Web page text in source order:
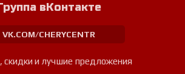
вКонтакте
VK.COM/CHERYCENTR
скидки и лучшие предложения